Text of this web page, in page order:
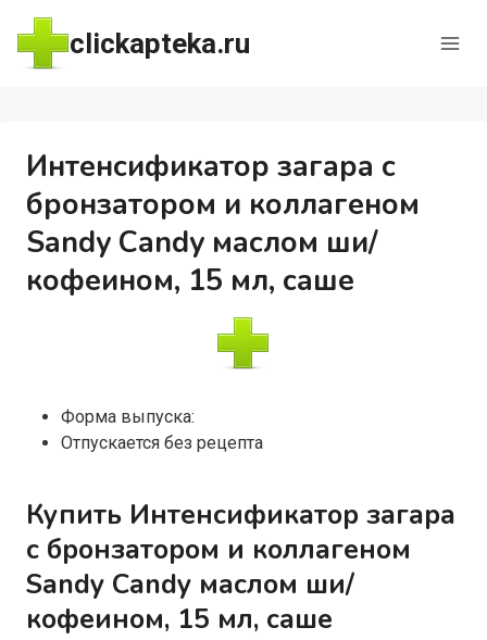
Перейти
содержимому
clickapteka.ru
Интенсификатор загара с
бронзатором и коллагеном
Sandy Candy маслом ши/
кофеином, 15 мл, саше
Форма выпуска:
Отпускается без рецепта
Купить Интенсификатор загара
с бронзатором и коллагеном
Sandy Candy маслом ши/
кофеином, 15 мл, саше